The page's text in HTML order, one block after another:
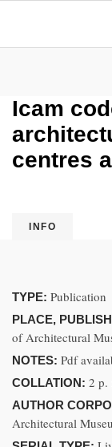
Icam
centres
INFO
TYPE: Publication
PLACE,
of Architectural
NOTES: Pdf
COLLATION: 2 p.
AUTHOR
Architectural